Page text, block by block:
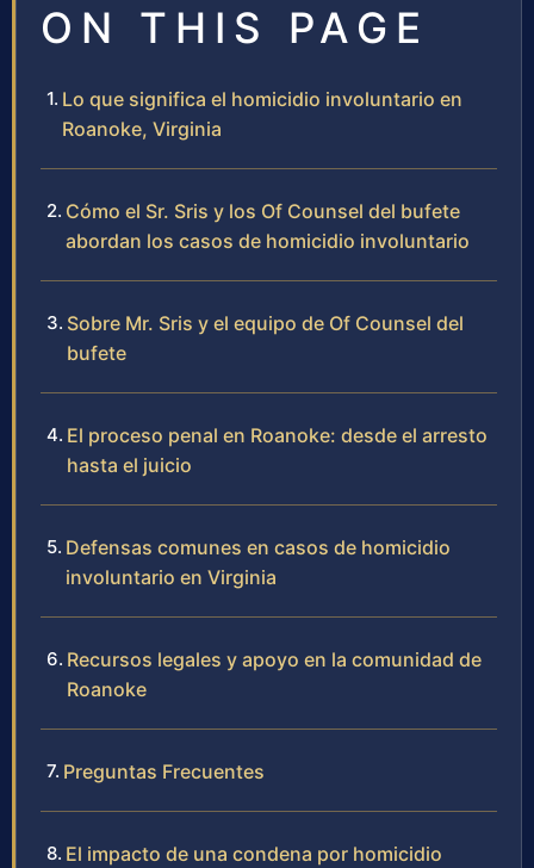
ON THIS PAGE
Lo que significa el homicidio involuntario en
Roanoke, Virginia
Cómo el Sr. Sris y los Of Counsel del bufete
abordan los casos de homicidio involuntario
Sobre Mr. Sris y el equipo de Of Counsel del
bufete
El proceso penal en Roanoke: desde el arresto
hasta el juicio
Defensas comunes en casos de homicidio
involuntario en Virginia
Recursos legales y apoyo en la comunidad de
Roanoke
Preguntas Frecuentes
El impacto de una condena por homicidio